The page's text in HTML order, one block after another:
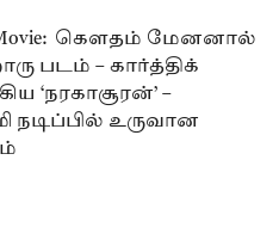
Movie: கௌதம் மேனனால்
படம் – கார்த்திக்
‘நரகாசூரன்’ –
நடிப்பில் உருவான